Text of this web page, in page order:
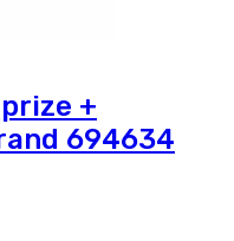
+
694634